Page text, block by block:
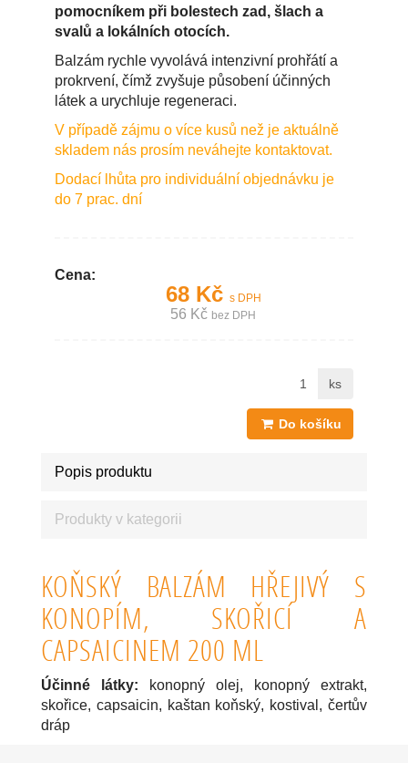
pomocníkem při bolestech zad, šlach a
svalů a lokálních otocích.
Balzám rychle vyvolává intenzivní prohřátí a
prokrvení, čímž zvyšuje působení účinných
látek a urychluje regeneraci.
V případě zájmu o více kusů než je aktuálně
skladem nás prosím neváhejte kontaktovat.
Dodací lhůta pro individuální objednávku je
do 7 prac. dní
Cena:
68 Kč s DPH
56 Kč bez DPH
ks
Do košíku
Popis produktu
Produkty v kategorii
KOŇSKÝ BALZÁM HŘEJIVÝ S
KONOPÍM, SKOŘICÍ A
CAPSAICINEM 200 ML
Účinné látky:
konopný olej, konopný extrakt,
skořice, capsaicin, kaštan koňský, kostival, čertův
dráp